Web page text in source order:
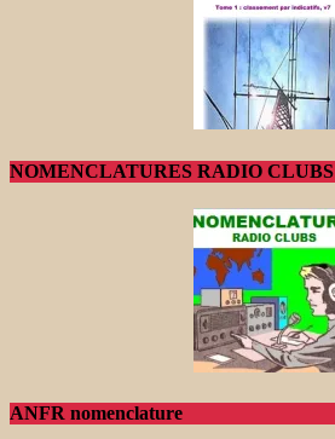
NOMENCLATURES RADIO CLUBS
ANFR nomenclature